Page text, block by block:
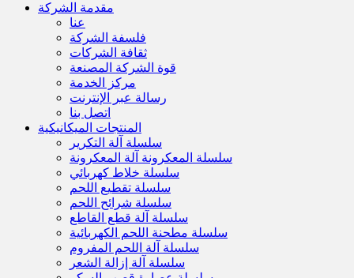
مقدمة الشركة
عنا
فلسفة الشركة
ثقافة الشركات
قوة الشركة المصنعة
مركز الخدمة
رسالة عبر الإنترنت
اتصل بنا
المنتجات الميكانيكية
سلسلة آلة التكرير
سلسلة المعكرونة آلة المعكرونة
سلسلة خلاط كهربائي
سلسلة تقطيع اللحم
سلسلة شرائح اللحم
سلسلة آلة قطع القاطع
سلسلة مطحنة اللحم الكهربائية
سلسلة آلة اللحم المفروم
سلسلة آلة إزالة الشعر